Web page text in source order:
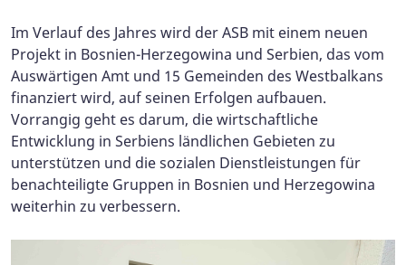
Im Verlauf des Jahres wird der ASB mit einem neuen
Projekt in Bosnien-Herzegowina und Serbien, das vom
Auswärtigen Amt und 15 Gemeinden des Westbalkans
finanziert wird, auf seinen Erfolgen aufbauen.
Vorrangig geht es darum, die wirtschaftliche
Entwicklung in Serbiens ländlichen Gebieten zu
unterstützen und die sozialen Dienstleistungen für
benachteiligte Gruppen in Bosnien und Herzegowina
weiterhin zu verbessern.